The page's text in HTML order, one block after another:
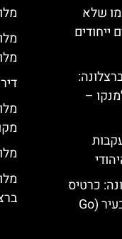
שלא
ייחודים
–
כרטיס
הנחות למגוון אטרקציות בעיר (Go
מלונות 4